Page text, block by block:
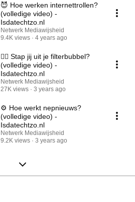
😈 Hoe werken internettrollen?
(volledige video) -
Isdatechtzo.nl
Netwerk Mediawijsheid
9.4K views
4 years ago
🚶‍♀️ Stap jij uit je filterbubbel?
(volledige video) -
Isdatechtzo.nl
Netwerk Mediawijsheid
27K views
3 years ago
⚙️ Hoe werkt nepnieuws?
(volledige video) -
Isdatechtzo.nl
Netwerk Mediawijsheid
9.2K views
3 years ago